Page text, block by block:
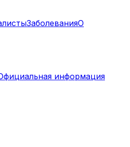
ЗаболеванияО
информация